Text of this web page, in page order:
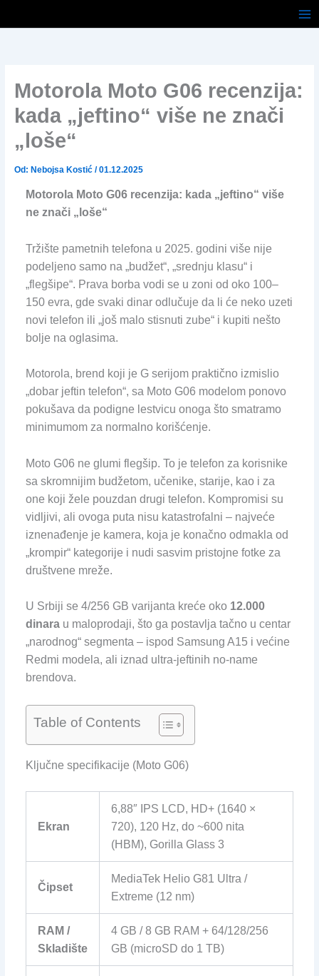
Motorola Moto G06 recenzija:
kada „jeftino“ više ne znači
„loše“
Od: Nebojsa Kostić /01.12.2025
Motorola Moto G06 recenzija: kada „jeftino“ više
ne znači „loše“
Tržište pametnih telefona u 2025. godini više nije
podeljeno samo na „budžet“, „srednju klasu“ i
„flegšipe“. Prava borba vodi se u zoni od oko 100–
150 evra, gde svaki dinar odlučuje da li će neko uzeti
novi telefon ili „još malo stisnuti zube“ i kupiti nešto
bolje na oglasima.
Motorola, brend koji je G serijom praktično izmislio
„dobar jeftin telefon“, sa Moto G06 modelom ponovo
pokušava da podigne lestvicu onoga što smatramo
minimumom za normalno korišćenje.
Moto G06 ne glumi flegšip. To je telefon za korisnike
sa skromnijim budžetom, učenike, starije, kao i za
one koji žele pouzdan drugi telefon. Kompromisi su
vidljivi, ali ovoga puta nisu katastrofalni – najveće
iznenađenje je kamera, koja je konačno odmakla od
„krompir“ kategorije i nudi sasvim pristojne fotke za
društvene mreže.
U Srbiji se 4/256 GB varijanta kreće oko 12.000
dinarau maloprodaji, što ga postavlja tačno u centar
„narodnog“ segmenta – ispod Samsung A15 i većine
Redmi modela, ali iznad ultra-jeftinih no-name
brendova.
Table of Contents
Ključne specifikacije (Moto G06)
Ekran
6,88″ IPS LCD, HD+ (1640 ×
720), 120 Hz, do ~600 nita
(HBM), Gorilla Glass 3
Čipset
MediaTek Helio G81 Ultra /
Extreme (12 nm)
RAM /
Skladište
4 GB / 8 GB RAM + 64/128/256
GB (microSD do 1 TB)